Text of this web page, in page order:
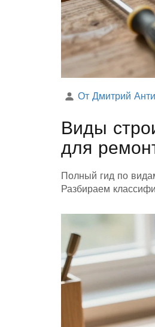
От Дмитрий
Виды
для
Полный гид по
Разбираем